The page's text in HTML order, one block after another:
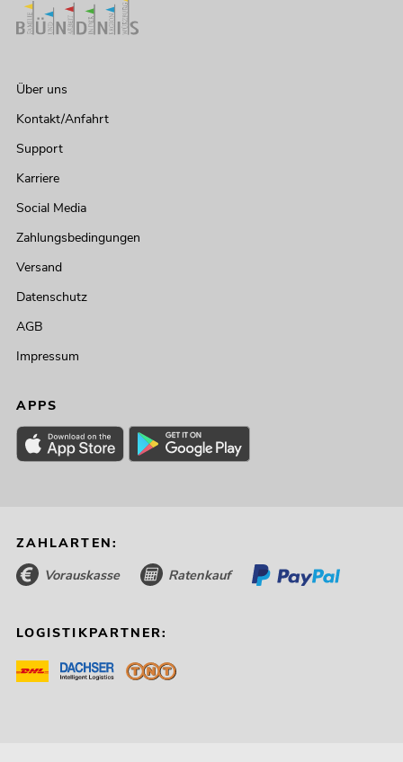
Über uns
Kontakt/Anfahrt
Support
Karriere
Social Media
Zahlungsbedingungen
Versand
Datenschutz
AGB
Impressum
APPS
ZAHLARTEN:
Vorauskasse Ratenkauf
LOGISTIKPARTNER: